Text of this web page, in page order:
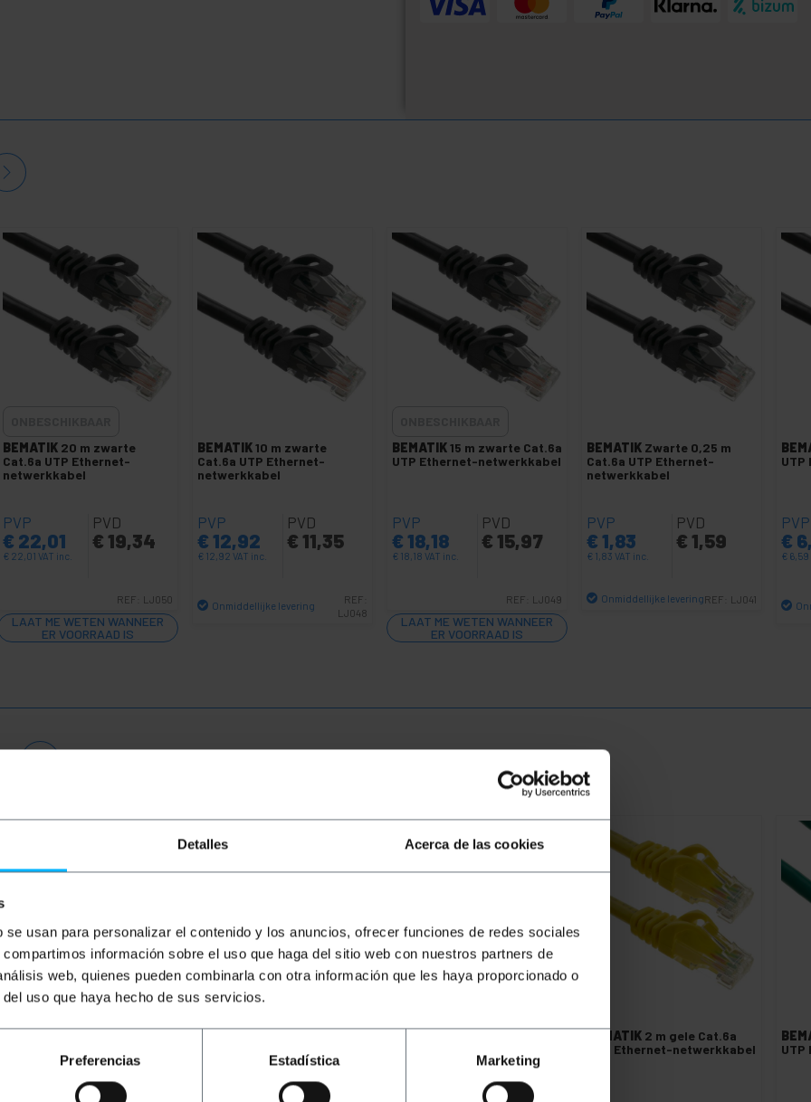
Detalles Acerca de las cookies
usan para personalizar el contenido y los anuncios, ofrecer funciones de redes sociales
información sobre el uso que haga del sitio web con nuestros partners de
web, quienes pueden combinarla con otra información que les haya proporcionado o
uso que haya hecho de sus servicios.
Preferencias Estadística Marketing
BEMATIK 20 m zwarte
Cat.6a UTP Ethernet-
netwerkkabel
PVP
€ 22,01
€ 22,01 VAT inc.
PVD
€ 19,34
REF: LJ050
LAAT ME WETEN WANNEER
ER VOORRAAD IS
BEMATIK10 m zwarte
Cat.6a UTP Ethernet-
netwerkkabel
PVP
€ 12,92
€ 12,92 VAT inc.
PVD
€ 11,35
Onmiddellijke levering
REF:
LJ048
BEMATIK15 m zwarte Cat.6a
UTP Ethernet-netwerkkabel
PVP
€ 18,18
€ 18,18 VAT inc.
PVD
€ 15,97
REF: LJ049
LAAT ME WETEN WANNEER
ER VOORRAAD IS
BEMATIK Zwarte 0,25 m
Cat.6a UTP Ethernet-
netwerkkabel
PVP
€ 1,83
€ 1,83 VAT inc.
PVD
€ 1,59
Onmiddellijke leveringREF: LJ041
PVP
€
€ 6,59
BEMATIK 2 m gele Cat.6a
UTP Ethernet-netwerkkabel